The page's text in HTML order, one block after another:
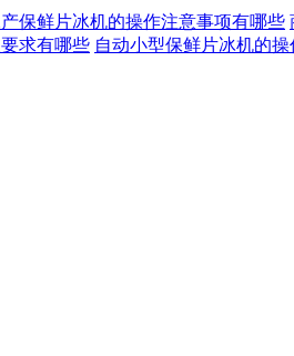
保鲜片冰机的操作注意事项有哪些
求有哪些 自动小型保鲜片冰机的